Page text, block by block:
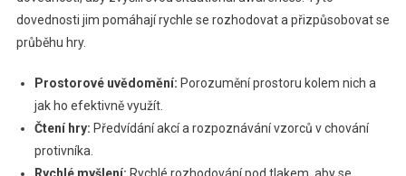
dovednosti jim pomáhají rychle se rozhodovat a přizpůsobovat se
průběhu hry.
Prostorové uvědomění: Porozumění prostoru kolem nich a
jak ho efektivně využít.
Čtení hry: Předvídání akcí a rozpoznávání vzorců v chování
protivníka.